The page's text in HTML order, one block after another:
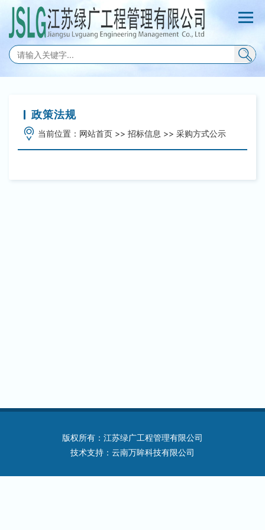
政策法规
当前位置： 网站首页 >> 招标信息 >> 采购方式公示
版权所有：江苏绿广工程管理有限公司
技术支持：云南万眸科技有限公司